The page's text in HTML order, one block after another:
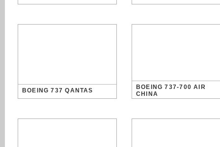
BOEING 737 QANTAS
BOEING 737-700 AIR
CHINA